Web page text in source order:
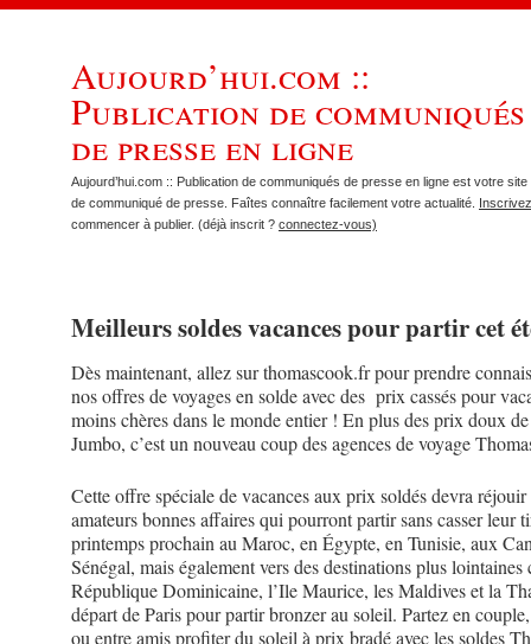
Aujourd’hui.com ::
Publication de communiqués
de presse en ligne
Aujourd’hui.com :: Publication de communiqués de presse en ligne est votre site
de communiqué de presse. Faîtes connaître facilement votre actualité.
commencer à publier. (déjà inscrit ? connectez-vous)
Meilleurs soldes vacances pour partir cet
Dès maintenant, allez sur thomascook.fr pour prendre
nos offres de voyages en solde avec des prix cassés pour
moins chères dans le monde entier ! En plus des prix doux
Jumbo, c’est un nouveau coup des agences de voyage
Cette offre spéciale de vacances aux prix soldés devra réjouir
amateurs bonnes affaires qui pourront partir sans casser leur
printemps prochain au Maroc, en Égypte, en Tunisie, aux
Sénégal, mais également vers des destinations plus lointaines
République Dominicaine, l’Ile Maurice, les Maldives et la
départ de Paris pour partir bronzer au soleil. Partez en
ou entre amis profiter du soleil à prix bradé avec les soldes